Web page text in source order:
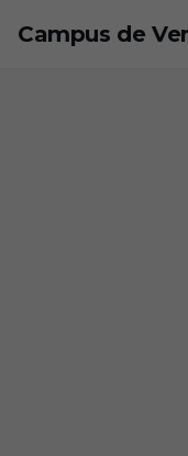
Campus de